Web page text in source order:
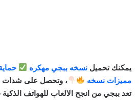
يمكنك تحميل نسخه ببجي مهكره
حماية
مميزات نسخه
،وتحصل على شدات
تعد ببجي من انجح الالعاب للهواتف